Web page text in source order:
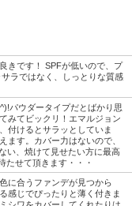
きです！ SPFが低いので、プ
ラではなく、しっとりな質感
パウダータイプだとばかり思
みてビックリ！エマルジョン
付けるとサラッとしていま
ます。カバー力はないので、
い、焼けて見せたい方に最高
せて頂きます・・・
に合うファンデが見つから
感じでぴったりと薄く付きま